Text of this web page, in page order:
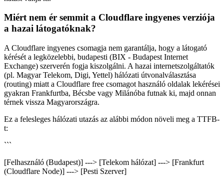
Miért nem ér semmit a Cloudflare ingyenes verziója
a hazai látogatóknak?
A Cloudflare ingyenes csomagja nem garantálja, hogy a látogató
kérését a legközelebbi, budapesti (BIX - Budapest Internet
Exchange) szerverén fogja kiszolgálni. A hazai internetszolgáltatók
(pl. Magyar Telekom, Digi, Yettel) hálózati útvonalválasztása
(routing) miatt a Cloudflare free csomagot használó oldalak lekérései
gyakran Frankfurtba, Bécsbe vagy Milánóba futnak ki, majd onnan
térnek vissza Magyarországra.
Ez a felesleges hálózati utazás az alábbi módon növeli meg a TTFB-
t:
```
[Felhasználó (Budapest)] ---> [Telekom hálózat] ---> [Frankfurt
(Cloudflare Node)] ---> [Pesti Szerver]